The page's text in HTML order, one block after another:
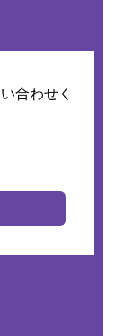
合わせく